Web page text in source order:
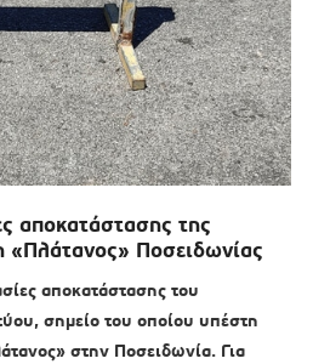
αποκατάστασης της
«Πλάτανος» Ποσειδωνίας
αποκατάστασης του
σημείο του οποίου υπέστη
στην Ποσειδωνία. Για